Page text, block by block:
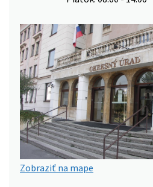
Zobraziť na mape